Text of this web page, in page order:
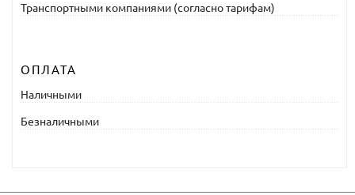
Транспортными компаниями (согласно тарифам)
ОПЛАТА
Наличными
Безналичными